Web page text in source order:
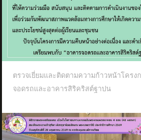
ตรวจเยี่ยมและติดตามความก้าวหน้าโครง
จอดรถและอาคารสิริคริสต์ฐาปน